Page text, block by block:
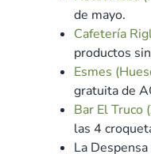
de mayo.
Cafetería
productos
Esmes
gratuita de
Bar El Truco
las 4
La